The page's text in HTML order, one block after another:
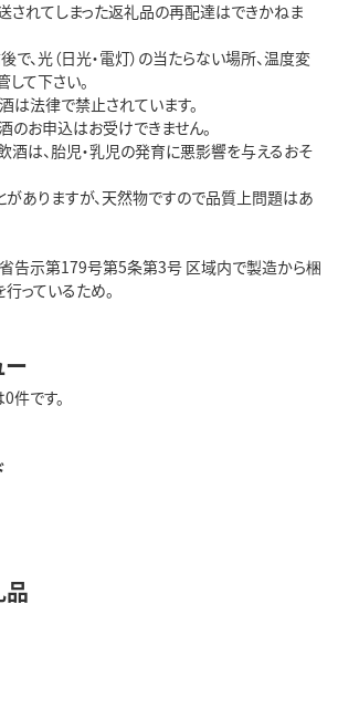
されてしまった返礼品の再配達はできかねま
、光（日光・電灯）の当たらない場所、温度変
て下さい。
法律で禁止されています。
お申込はお受けできません。
は、胎児・乳児の発育に悪影響を与えるおそ
ありますが、天然物ですので品質上問題はあ
省告示第179号第5条第3号 区域内で製造から梱
っているため。
件です。
品